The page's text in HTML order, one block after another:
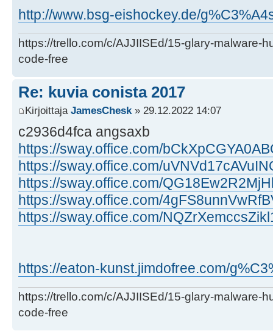
http://www.bsg-eishockey.de/
https://trello.com/c/AJJIISEd/15-glary-malware-
code-free
Re: kuvia conista 2017
Kirjoittaja JamesChesk » 29.12.2022 14:07
c2936d4fca angsaxb
https://sway.office.com/
https://sway.office.com/
https://sway.office.com/
https://sway.office.com/
https://sway.office.com/
https://eaton-kunst.jimdofree.com/
https://trello.com/c/AJJIISEd/15-glary-malware-
code-free